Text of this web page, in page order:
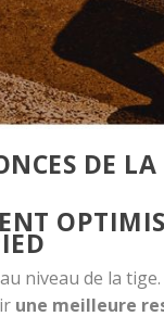
DE
niveau de la
une meilleure